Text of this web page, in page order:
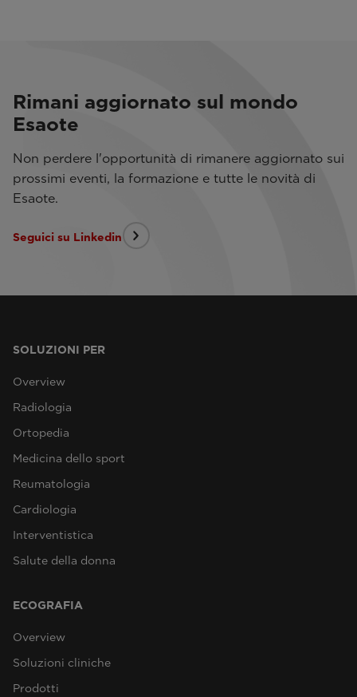
Rimani aggiornato sul mondo
Esaote
Non perdere l'opportunità di rimanere aggiornato sui
prossimi eventi, la formazione e tutte le novità di
Esaote.
Seguici su Linkedin
SOLUZIONI PER
Overview
Radiologia
Ortopedia
Medicina dello sport
Reumatologia
Cardiologia
Interventistica
Salute della donna
ECOGRAFIA
Overview
Soluzioni cliniche
Prodotti